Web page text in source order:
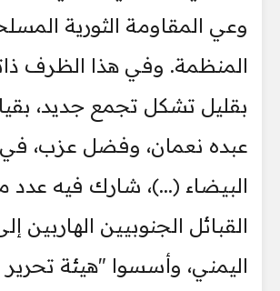
وعي المقاومة الثورية
المنظمة. وفي هذا الظرف
بقليل تشكل تجمع جديد،
عبده نعمان، وفضل عزب،
البيضاء (...)، شارك فيه عدد
القبائل الجنوبيين الهاربين
اليمني، وأسسوا "هيئة